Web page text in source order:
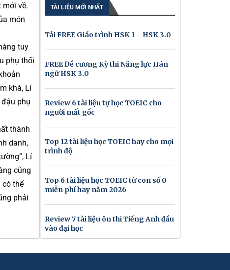
mới về.
món
tuy
phụ thối
khá, Lí
phụ
thành
danh,
Lí
cũng
có thể
phải
TÀI LIỆU MỚI NHẤT
Tải FREE Giáo trình HSK 1 – HSK 3.0
FREE Đề cương Kỳ thi Năng lực Hán
ngữ HSK 3.0
Review 6 tài liệu tự học TOEIC cho
người mất gốc
Top 12 tài liệu học TOEIC hay cho mọi
trình độ
Top 6 tài liệu học TOEIC từ con số 0
miễn phí hay năm 2026
Review 7 tài liệu ôn thi Tiếng Anh đầu
vào đại học